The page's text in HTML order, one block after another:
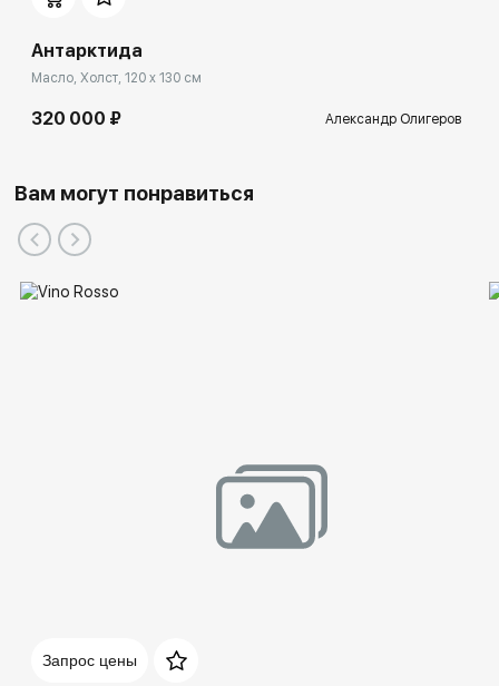
Антарктида
Масло, Холст, 120 x 130 см
320 000 ₽ Александр Олигеров
Вам могут понравиться
Запрос цены